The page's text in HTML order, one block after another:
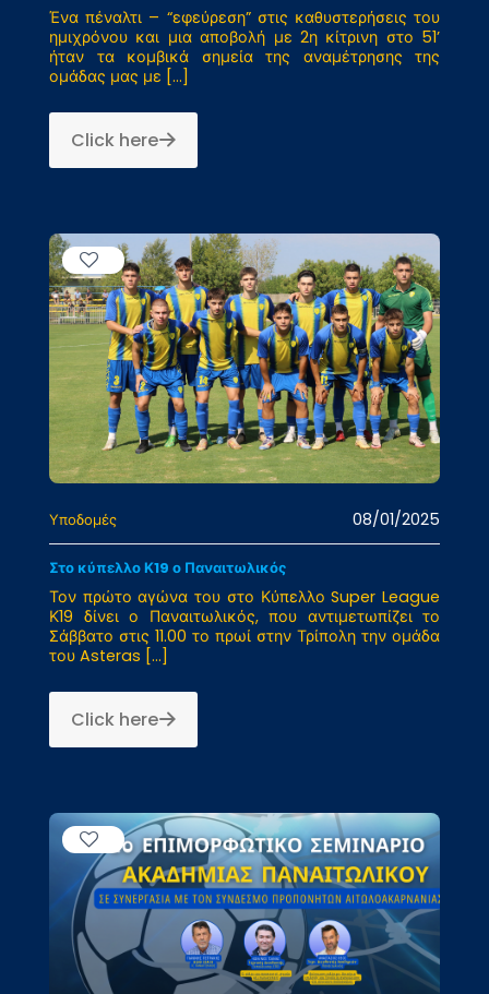
Ένα πέναλτι – “εφεύρεση” στις καθυστερήσεις του
ημιχρόνου και μια αποβολή με 2η κίτρινη στο 51’
ήταν τα κομβικά σημεία της αναμέτρησης της
ομάδας μας με […]
Click here
Υποδομές 08/01/2025
Στο κύπελλο Κ19 ο Παναιτωλικός
Τον πρώτο αγώνα του στο Κύπελλο Super League
Κ19 δίνει ο Παναιτωλικός, που αντιμετωπίζει το
Σάββατο στις 11.00 το πρωί στην Τρίπολη την ομάδα
του Asteras […]
Click here